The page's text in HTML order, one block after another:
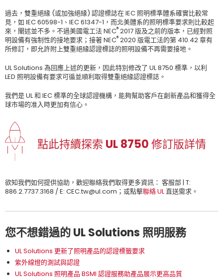
過去，雙重絕緣 (或加強絕緣) 認證標誌在 IEC 照明標準體系確實比較常
見，如 IEC 60598-1、IEC 61347-1，而北美體系的照明標準要求則比較起
來，闡述並不多。不過美國電工法 NEC® 2017 版及之前的版本，已經對照
明設備有強制性的接地要求；接著 NEC® 2020 版電工法的第 410.42 章有
所修訂，即允許附上雙重絕緣認證標誌的照明設備不再需要接地。
UL Solutions 為回應上述的更新，因此特別修改了 UL 8750 標準，以利
LED 照明設備有要求可循並順利取得雙重絕緣認證標誌。
我們是 UL 和 IEC 標準的全球認證機構，能夠幫助客戶在創新產品和獲得全
球市場的准入時更加有信心。
點此持續探索 UL 8750 修訂版詳情
欲知我們如何提供協助，歡迎聯絡我們取得更多資訊： 客服部 | T:
886.2.7737.3168 / E: CEC.tw@ul.com；或點擊聯絡 UL直送需求。
您不想錯過的 UL Solutions 照明服務
UL Solutions 更新了照明產品的認證標籤要求
紫外線燈的測試與認證
UL Solutions 照明產品 BSMI 認證服務助產品展示更高品質